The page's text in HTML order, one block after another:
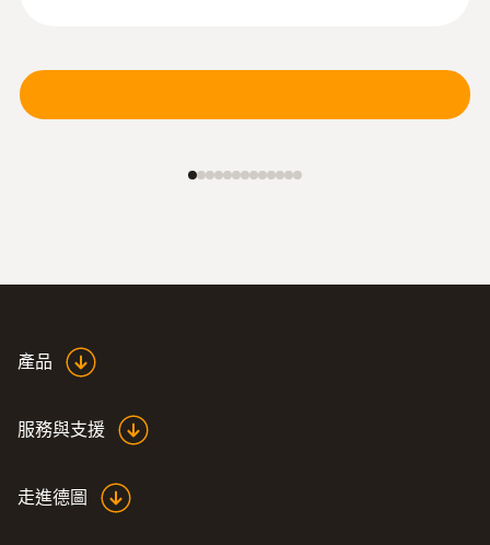
產品
服務與支援
走進德圖